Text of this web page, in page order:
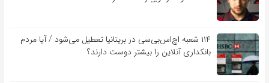
۱۱۴ شعبه اچ‌اس‌بی‌سی در بریتانیا تعطیل می‌شود / آیا مردم
بانکداری آنلاین را بیشتر دوست دارند؟